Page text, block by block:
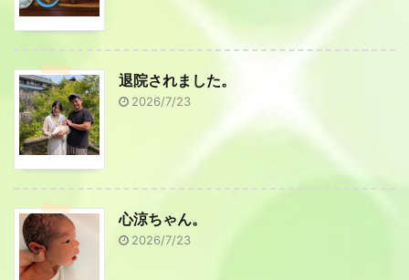
退院されました。
2026/7/23
心涼ちゃん。
2026/7/23